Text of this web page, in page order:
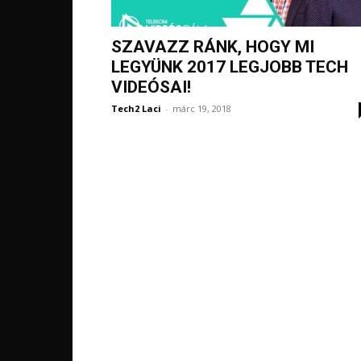
SZAVAZZ RÁNK, HOGY MI
LEGYÜNK 2017 LEGJOBB TECH
VIDEÓSAI!
Tech2 Laci - márc 19, 2018